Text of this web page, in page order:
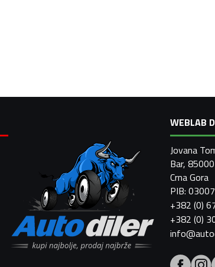
WEBLAB
Jovana
Bar, 85000
Crna Gora
PIB:
+382 (0)
+382 (0)